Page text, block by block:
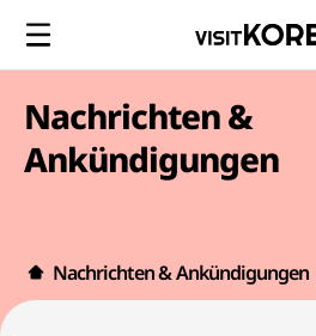
Nachrichten &
Ankündigungen
Nachrichten & Ankündigungen